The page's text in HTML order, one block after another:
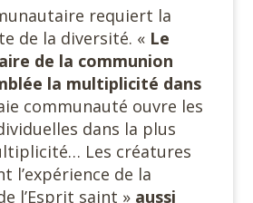
requiert la
de la diversité. « Le
de la communion
la multiplicité dans
communauté ouvre les
dans la plus
Les créatures
l’expérience de la
l’Esprit saint » aussi